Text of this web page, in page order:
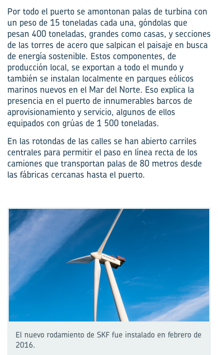
Por todo el puerto se amontonan palas de turbina con
un peso de 15 toneladas cada una, góndolas que
pesan 400 toneladas, grandes como casas, y secciones
de las torres de acero que salpican el paisaje en busca
de energía sostenible. Estos componentes, de
producción local, se exportan a todo el mundo y
también se instalan localmente en parques eólicos
marinos nuevos en el Mar del Norte. Eso explica la
presencia en el puerto de innumerables barcos de
aprovisionamiento y servicio, algunos de ellos
equipados con grúas de 1 500 toneladas.
En las rotondas de las calles se han abierto carriles
centrales para permitir el paso en línea recta de los
camiones que transportan palas de 80 metros desde
las fábricas cercanas hasta el puerto.
El nuevo rodamiento de SKF fue instalado en febrero de
2016.